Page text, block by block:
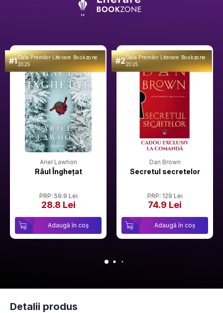
#1Gala Premilor Literare Bookzone
2025
Ariel Lawhon
Râul Înghețat
PRP: 59.9 Lei
28.8 Lei
Adaugă în coș
#2Gala Premilor Literare Bookzone
2025
Dan Brown
Secretul secretelor
PRP: 129 Lei
74.9 Lei
Adaugă în coș
Detalii produs